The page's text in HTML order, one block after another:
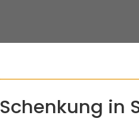
Schenkung in